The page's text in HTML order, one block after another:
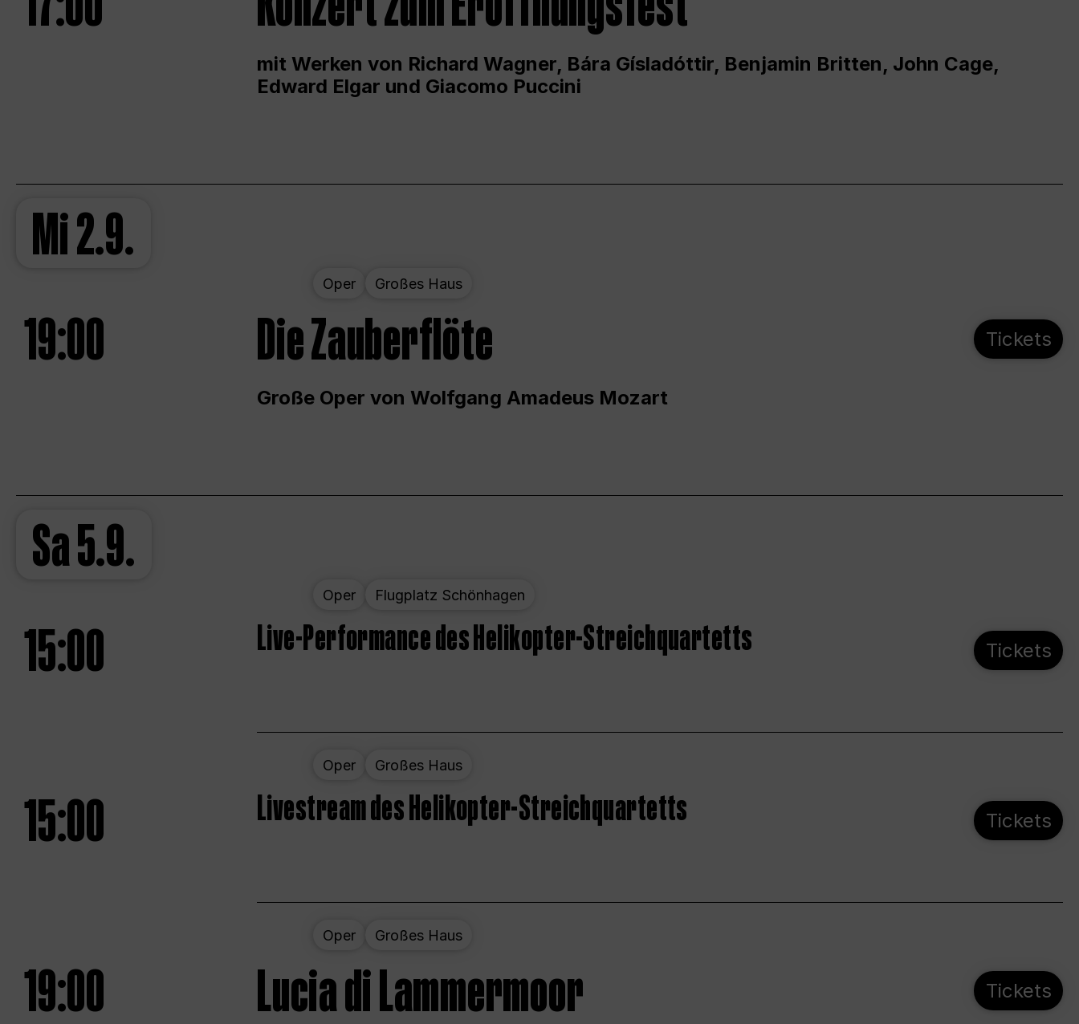
mit Werken von Richard Wagner, Bára Gísladóttir, Benjamin Britten, John Cage,
Edward Elgar und Giacomo Puccini
Mi2.9.
Oper Großes Haus
19:00 Die Zauberflöte
Große Oper von Wolfgang Amadeus Mozart
Tickets
Sa5.9.
Oper Flugplatz Schönhagen
15:00 Live-Performance des Helikopter-Streichquartetts Tickets
Oper Großes Haus
15:00 Livestream des Helikopter-Streichquartetts Tickets
Oper Großes Haus
19:00 Lucia di Lammermoor Tickets